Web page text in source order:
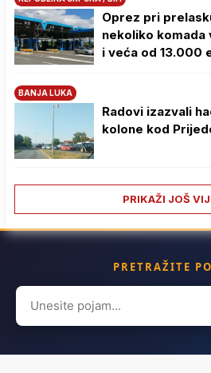
Oprez pri
nekoliko komada
i veća od 13.000
BANJA LUKA
Radovi izazvali
kolone kod
PRIKAŽI JOŠ
PRETRAŽITE
Search
for: